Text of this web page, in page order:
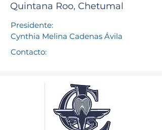
Quintana Roo, Chetumal
Presidente:
Cynthia Melina Cadenas Ávila
Contacto: